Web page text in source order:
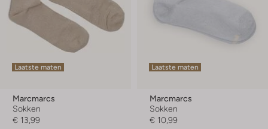
Laatste maten
Marcmarcs
Sokken
€ 13,99
Laatste maten
Marcmarcs
Sokken
€ 10,99